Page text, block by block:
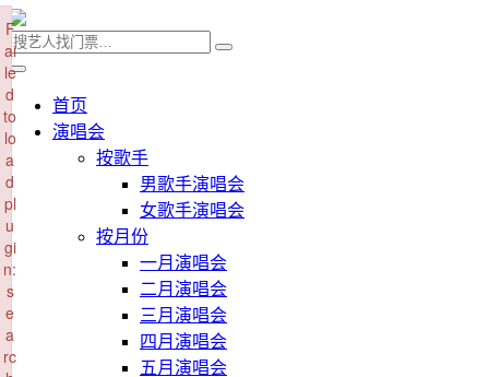
首页
演唱会
按歌手
男歌手演唱会
女歌手演唱会
按月份
一月演唱会
二月演唱会
三月演唱会
四月演唱会
五月演唱会
F
ai
le
d
to
lo
a
d
pl
u
gi
n:
s
e
a
rc